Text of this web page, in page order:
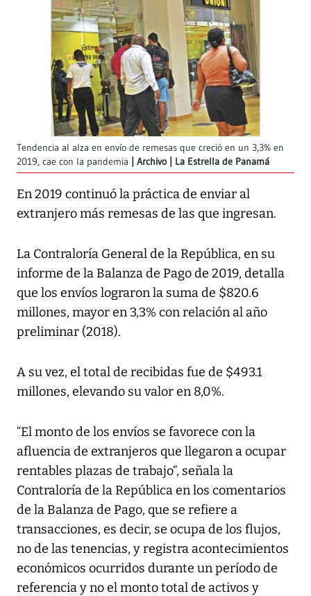
Tendencia al alza en envío de remesas que creció en un 3,3% en
2019, cae con la pandemia
Archivo | La Estrella de Panamá
En 2019 continuó la práctica de enviar al
extranjero más remesas de las que ingresan.
La Contraloría General de la República, en su
informe de la Balanza de Pago de 2019, detalla
que los envíos lograron la suma de $820.6
millones, mayor en 3,3% con relación al año
preliminar (2018).
A su vez, el total de recibidas fue de $493.1
millones, elevando su valor en 8,0%.
“El monto de los envíos se favorece con la
afluencia de extranjeros que llegaron a ocupar
rentables plazas de trabajo”, señala la
Contraloría de la República en los comentarios
de la Balanza de Pago, que se refiere a
transacciones, es decir, se ocupa de los flujos,
no de las tenencias, y registra acontecimientos
económicos ocurridos durante un período de
referencia y no el monto total de activos y